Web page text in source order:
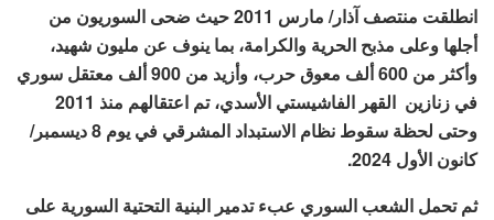
انطلقت منتصف آذار/ مارس 2011 حيث ضحى السوريون من
أجلها وعلى مذبح الحرية والكرامة، بما ينوف عن مليون شهيد،
وأكثر من 600 ألف معوق حرب، وأزيد من 900 ألف معتقل سوري
في زنازين القهر الفاشيستي الأسدي، تم اعتقالهم منذ 2011
وحتى لحظة سقوط نظام الاستبداد المشرقي في يوم 8 ديسمبر/
كانون الأول 2024.
ثم تحمل الشعب السوري عبء تدمير البنية التحتية السورية على